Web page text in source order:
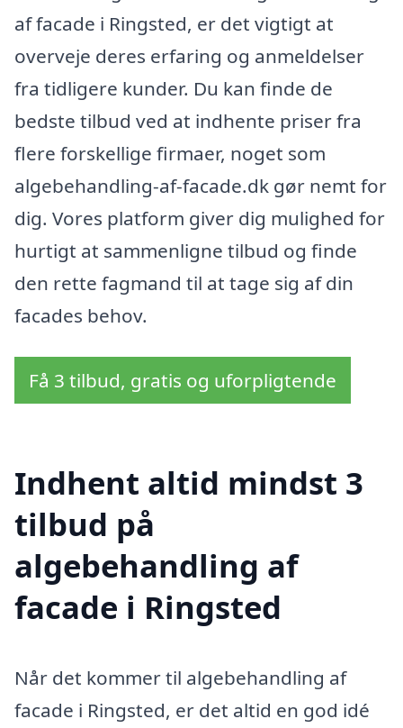
af facade i Ringsted, er det vigtigt at
overveje deres erfaring og anmeldelser
fra tidligere kunder. Du kan finde de
bedste tilbud ved at indhente priser fra
flere forskellige firmaer, noget som
algebehandling-af-facade.dk gør nemt for
dig. Vores platform giver dig mulighed for
hurtigt at sammenligne tilbud og finde
den rette fagmand til at tage sig af din
facades behov.
Få 3 tilbud, gratis og uforpligtende
Indhent altid mindst 3
tilbud på
algebehandling af
facade i Ringsted
Når det kommer til algebehandling af
facade i Ringsted, er det altid en god idé